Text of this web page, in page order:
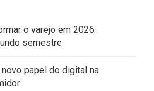
o varejo em 2026:
semestre
papel do digital na